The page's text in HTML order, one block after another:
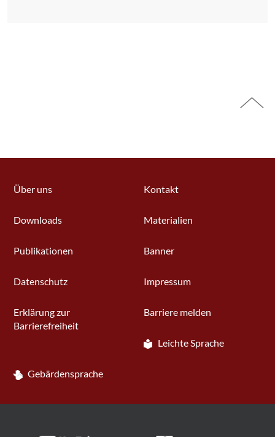
Über uns Kontakt
Downloads Materialien
Publikationen Banner
Datenschutz Impressum
Erklärung zur
Barrierefreiheit
Barriere melden
Leichte Sprache
Gebärdensprache